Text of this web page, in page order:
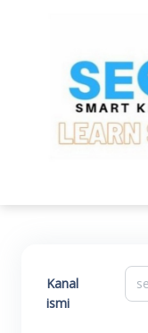
Kanal
ismi